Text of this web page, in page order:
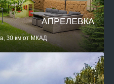
АПРЕЛЕВКА
30 км от МКАД